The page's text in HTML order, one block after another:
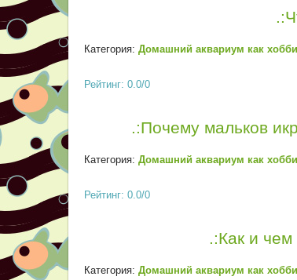
Категория: Домашний аквариум как хобби
Рейтинг: 0.0/0
.:Почему мальков
Категория: Домашний аквариум как хобби
Рейтинг: 0.0/0
.:Как и
Категория: Домашний аквариум как хобби